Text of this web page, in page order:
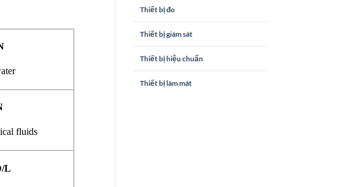
Thiết bị đo
Thiết bị giám sát
Thiết bị hiệu chuẩn
Thiết bị làm mát
fluids
L